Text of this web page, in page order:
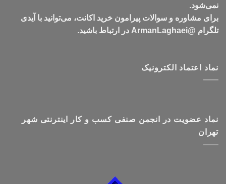
نمی‌شود.
برای مشاوره و سوالات پیرامون خرید اکانت، می‌توانید با آیدی
تلگرام @ArmanLaghaei در ارتباط باشید.
نماد اعتماد الکترونیک
نماد عضویت در انجمن صنفی کسب و کار اینترنتی شهر
تهران